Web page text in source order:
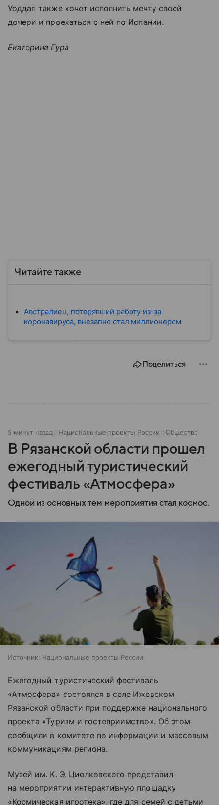
Уоддап также хочет исполнить мечту своей
дочери и проехаться с ней по Испании.
Екатерина Гура
Читайте также
Австралиец, потерявший работу из-за
коронавируса, внезапно стал миллионером
Поделиться
5 минут назад Национальные проекты России Общество
В Рязанской области прошел
ежегодный туристический
фестиваль «Атмосфера»
Одной из основных тем мероприятия стал космос.
Источник: Национальные проекты России
Ежегодный туристический фестиваль
«Атмосфера» состоялся в селе Ижевском
Рязанской области при поддержке национального
проекта «Туризм и гостеприимство». Об этом
сообщили в комитете по информации и массовым
коммуникациям региона.
Музей им. К. Э. Циолковского представил
на мероприятии интерактивную площадку
«Космическая игротека», где для семей с детьми